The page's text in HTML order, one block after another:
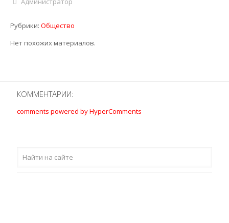
Рубрики: Общество
Нет похожих материалов.
КОММЕНТАРИИ:
comments powered by HyperComments